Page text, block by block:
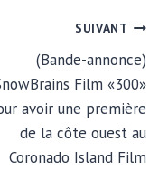
SUIVANT
(Bande-annonce)
Film «300»
avoir une première
de la côte ouest au
Coronado Island Film